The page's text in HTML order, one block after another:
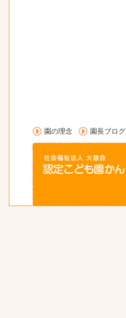
園の理念 園長ブログ